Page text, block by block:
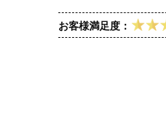
お客様満足度：